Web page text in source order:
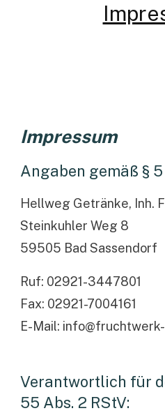
Impressum
Angaben gemäß § 5
Hellweg Getränke, Inh.
Steinkuhler Weg 8
59505 Bad Sassendorf
Ruf: 02921-3447801
Fax: 02921-7004161
E-Mail:
Verantwortlich für
55 Abs. 2 RStV: